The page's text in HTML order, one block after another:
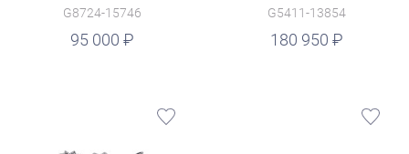
G8724-15746
95 000
G5411-13854
180 950
руб.